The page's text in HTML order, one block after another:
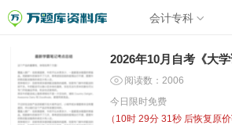
会计专科
2026年10月自考《大
阅读数：2006
今日限时免费
（ 10时 29分 31秒 后恢复原价